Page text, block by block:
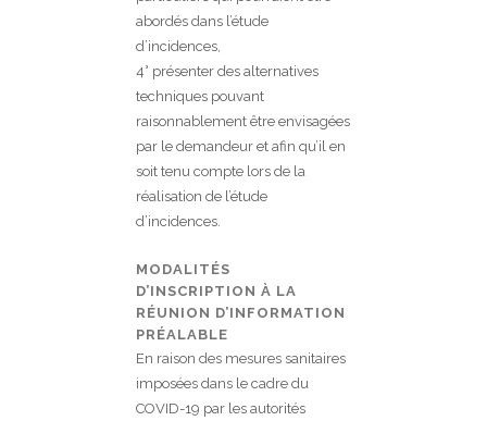
abordés dans l’étude
d’incidences,
4° présenter des alternatives
techniques pouvant
raisonnablement être envisagées
par le demandeur et afin qu’il en
soit tenu compte lors de la
réalisation de l’étude
d’incidences.
MODALITÉS
D’INSCRIPTION À LA
RÉUNION D’INFORMATION
PRÉALABLE
En raison des mesures sanitaires
imposées dans le cadre du
COVID-19 par les autorités